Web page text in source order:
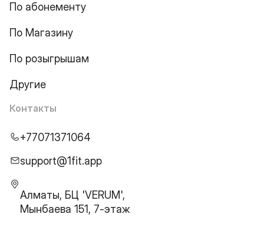
По абонементу
По Магазину
По розыгрышам
Другие
Контакты
+77071371064
support@1fit.app
Алматы, БЦ 'VERUM',
Мынбаева 151, 7-этаж